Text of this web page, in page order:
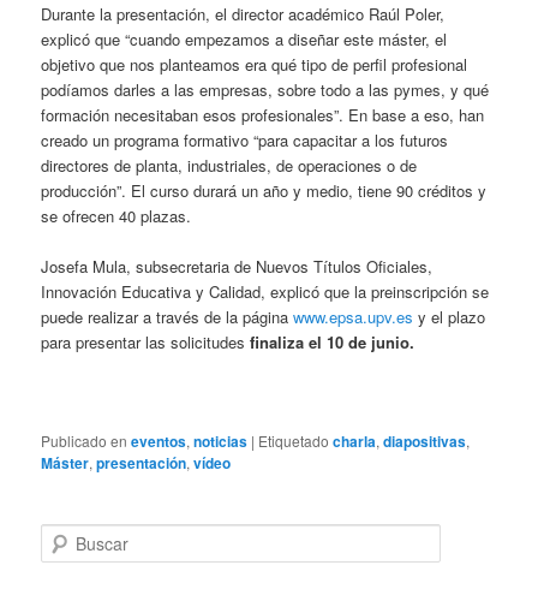
Durante la presentación, el director académico Raúl Poler,
explicó que “cuando empezamos a diseñar este máster, el
objetivo que nos planteamos era qué tipo de perfil profesional
podíamos darles a las empresas, sobre todo a las pymes, y qué
formación necesitaban esos profesionales”. En base a eso, han
creado un programa formativo “para capacitar a los futuros
directores de planta, industriales, de operaciones o de
producción”. El curso durará un año y medio, tiene 90 créditos y
se ofrecen 40 plazas.
Josefa Mula, subsecretaria de Nuevos Títulos Oficiales,
Innovación Educativa y Calidad, explicó que la preinscripción se
puede realizar a través de la páginawww.epsa.upv.es y el plazo
para presentar las solicitudesfinaliza el 10 de junio.
Publicado en eventos,noticias | Etiquetado charla,diapositivas,
Máster,presentación,vídeo
u